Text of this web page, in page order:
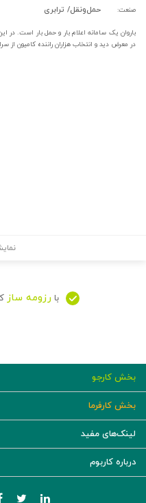
صنعت: حمل‌و‌نقل/ ترابری
باروان یک سامانه اعلام بار و حمل بار است. در
در معرض دید و انتخاب هزاران راننده کامیون از
با رزومه ساز
بخش کارجو
بخش کارفرما
لینک‌های مفید
درباره کاربوم